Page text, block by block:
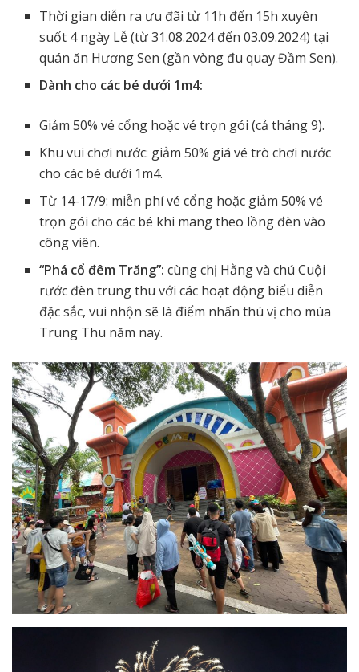
Thời gian diễn ra ưu đãi từ 11h đến 15h xuyên
suốt 4 ngày Lễ (từ 31.08.2024 đến 03.09.2024) tại
quán ăn Hương Sen (gần vòng đu quay Đầm Sen).
Dành cho các bé dưới 1m4:
Giảm 50% vé cổng hoặc vé trọn gói (cả tháng 9).
Khu vui chơi nước: giảm 50% giá vé trò chơi nước
cho các bé dưới 1m4.
Từ 14-17/9: miễn phí vé cổng hoặc giảm 50% vé
trọn gói cho các bé khi mang theo lồng đèn vào
công viên.
“Phá cổ đêm Trăng”: cùng chị Hằng và chú Cuội
rước đèn trung thu với các hoạt động biểu diễn
đặc sắc, vui nhộn sẽ là điểm nhấn thú vị cho mùa
Trung Thu năm nay.